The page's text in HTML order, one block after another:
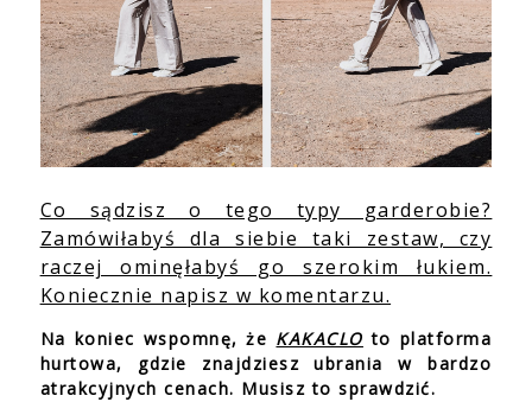
Co sądzisz o tego typy garderobie?
Zamówiłabyś dla siebie taki zestaw, czy
raczej ominęłabyś go szerokim łukiem.
Koniecznie napisz w komentarzu.
Na koniec wspomnę, że KAKACLO to platforma
hurtowa, gdzie znajdziesz ubrania w bardzo
atrakcyjnych cenach. Musisz to sprawdzić.